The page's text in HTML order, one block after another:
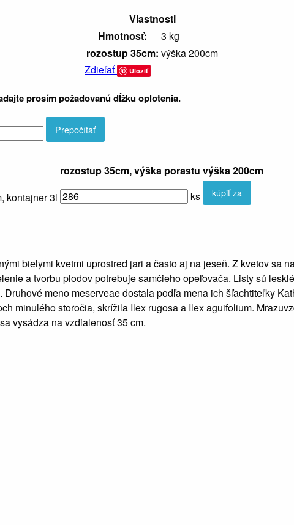
Vlastnosti
Hmotnosť:
3 kg
rozostup 35cm: výška 200cm
Zdieľať
Uložiť
prosím požadovanú dĺžku oplotenia.
Prepočítať
rozostup 35cm, výška porastu výška 200cm
kontajner 3l
ks kúpiť za
bielymi kvetmi uprostred jari a často aj na jeseň. Z kvetov sa
a tvorbu plodov potrebuje samčieho opeľovača. Listy sú
meno meserveae dostala podľa mena ich šľachtiteľky
minulého storočia, skrížila Ilex rugosa a Ilex aguifolium.
vysádza na vzdialenosť 35 cm.